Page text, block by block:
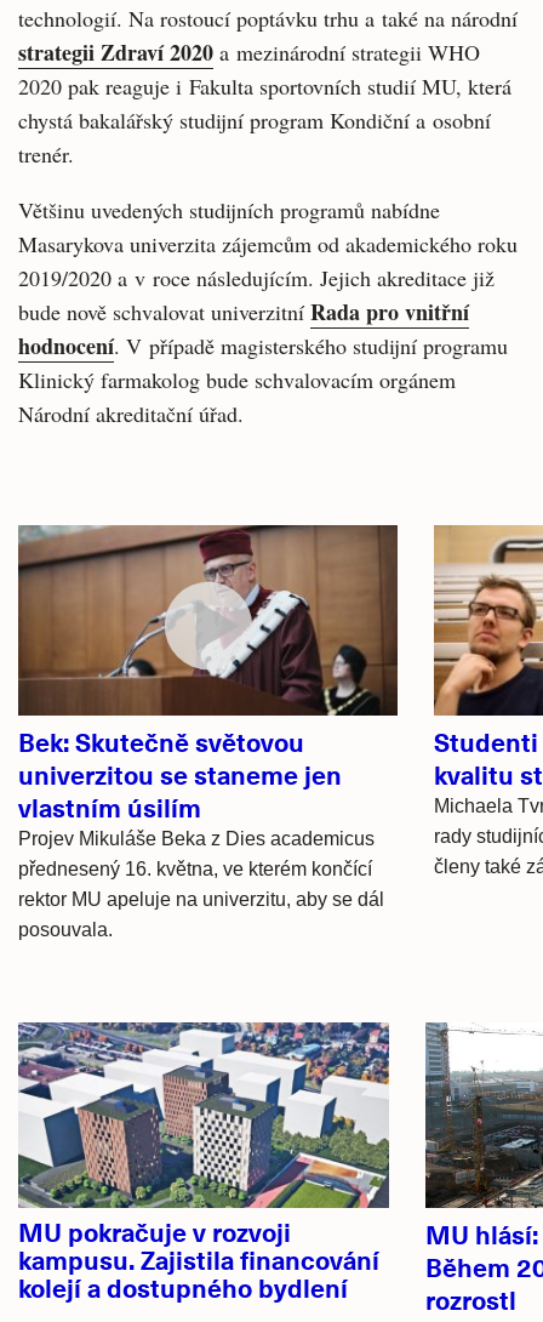
technologií. Na rostoucí poptávku trhu a také na národní
strategii Zdraví 2020 a mezinárodní strategii WHO
2020 pak reaguje i Fakulta sportovních studií MU, která
chystá bakalářský studijní program Kondiční a osobní
trenér.
Většinu uvedených studijních programů nabídne
Masarykova univerzita zájemcům od akademického roku
2019/2020 a v roce následujícím. Jejich akreditace již
bude nově schvalovat univerzitní Rada pro vnitřní
hodnocení. V případě magisterského studijní programu
Klinický farmakolog bude schvalovacím orgánem
Národní akreditační úřad.
Související
články
Bek: Skutečně světovou
univerzitou se staneme jen
vlastním úsilím
Projev Mikuláše Beka z Dies academicus
přednesený 16. května, ve kterém končící
rektor MU apeluje na univerzitu, aby se dál
posouvala.
kvalitu
Michaela
rady
členy také
Hlavní
novinky
MU pokračuje v rozvoji
kampusu. Zajistila financování
kolejí a dostupného bydlení
MU
Během
rozrostl